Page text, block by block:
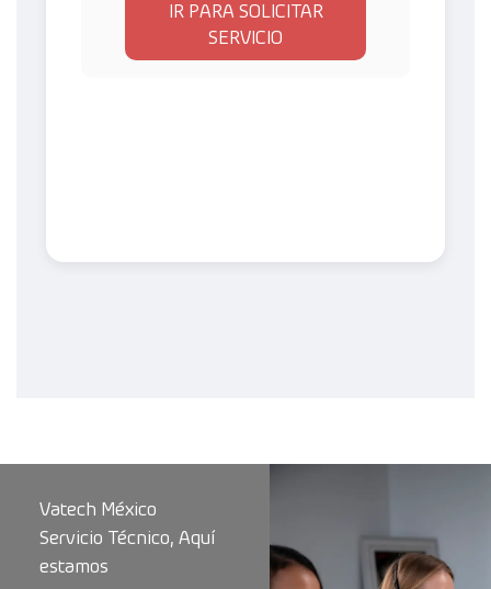
IR PARA SOLICITAR
SERVICIO
Vatech México
Servicio Técnico, Aquí
estamos